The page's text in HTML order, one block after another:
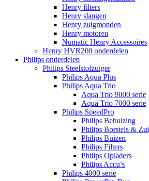
Henry filters
Henry slangen
Henry zuigmonden
Henry motoren
Numatic Henry Accessoires
Henry HVR200 onderdelen
Philips onderdelen
Philips Steelstofzuiger
Philips Aqua Plus
Philips Aqua Trio
Aqua Trio 9000 serie
Aqua Trio 7000 serie
Philips SpeedPro
Philips Behuizing
Philips Borstels &
Philips Buizen
Philips Filters
Philips Opladers
Philips Accu’s
Philips 4000 serie